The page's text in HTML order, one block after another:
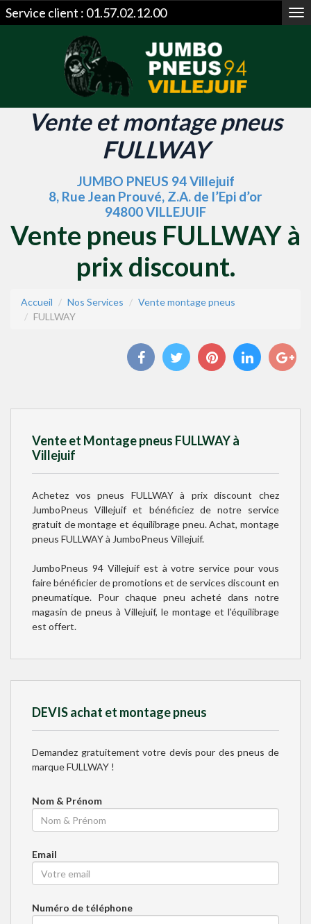
Service client : 01.57.02.12.00
Vente et montage pneus
FULLWAY
JUMBO PNEUS 94 Villejuif
8, Rue Jean Prouvé, Z.A. de l’Epi d’or
94800 VILLEJUIF
Vente pneus FULLWAY à
prix discount.
Accueil Nos Services
Vente montage pneus
FULLWAY
Vente et Montage pneus FULLWAY à
Villejuif
Achetez vos pneus FULLWAY à prix discount chez
JumboPneus Villejuif et bénéficiez de notre service
gratuit de montage et équilibrage pneu. Achat, montage
pneus FULLWAY à JumboPneus Villejuif.
JumboPneus 94 Villejuif est à votre service pour vous
faire bénéficier de promotions et de services discount en
pneumatique. Pour chaque pneu acheté dans notre
magasin de pneus à Villejuif, le montage et l'équilibrage
est offert.
DEVIS achat et montage pneus
Demandez gratuitement votre devis pour des pneus de
marqueFULLWAY !
Nom & Prénom
Email
Numéro de téléphone